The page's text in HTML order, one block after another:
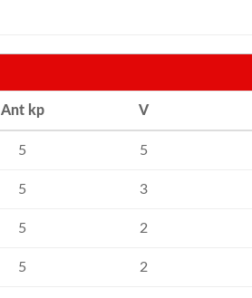
Ant kp V
5 5
5 3
5 2
5 2